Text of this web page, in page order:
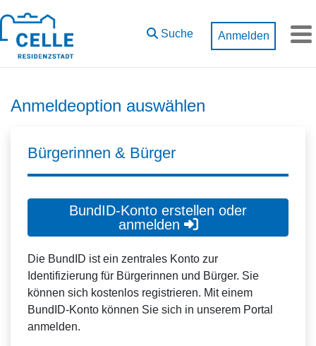
Zum Hauptinhalt springen
Suche Anmelden
Anmeldeoption auswählen
Bürgerinnen & Bürger
BundID-Konto erstellen oder
anmelden
Die BundID ist ein zentrales Konto zur
Identifizierung für Bürgerinnen und Bürger. Sie
können sich kostenlos registrieren. Mit einem
BundID-Konto können Sie sich in unserem Portal
anmelden.